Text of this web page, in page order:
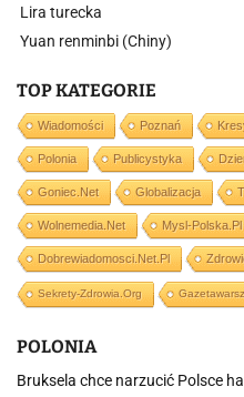
Lira turecka
Yuan renminbi (Chiny)
TOP KATEGORIE
Wiadomości Poznań
Polonia Publicystyka
Goniec.net Globalizacja
Wolnemedia.net Mysl-Polska.pl
Dobrewiadomosci.net.pl
Sekrety-Zdrowia.org
POLONIA
Bruksela chce narzucić Polsce